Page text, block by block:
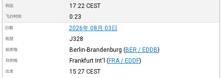
到达 17:22 CEST
飞行时间 0:23
日期 2026年 08月 03日
机型 J328
始发地 Berlin-Brandenburg (BER / EDDB)
目的地 Frankfurt Int'l (FRA / EDDF)
出发 15:27 CEST